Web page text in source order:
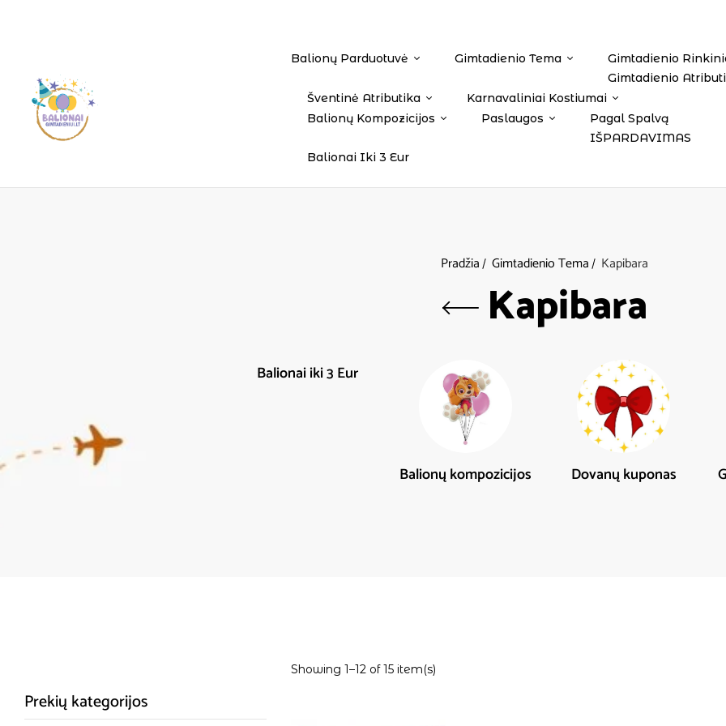
Balionų Parduotuvė Gimtadienio Tema
Gimtadienio
Gimtadienio
Šventinė Atributika
Karnavaliniai Kostiumai
Balionų Kompozicijos
Paslaugos
Pagal Spalvą
IŠPARDAVIMAS
Balionai Iki 3 Eur
Pradžia Gimtadienio Tema Kapibara
Kapibara
Šventinė atributika
Balionai iki 3 Eur
Balionų kompozicijos Dovanų kuponas
Prekių kategorijos
Showing 1–12 of 15 item(s)